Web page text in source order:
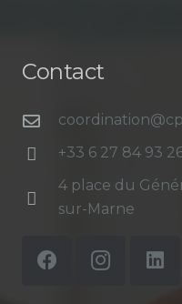
Contact
+33 6 27 84 93
4 place du
sur-Marne